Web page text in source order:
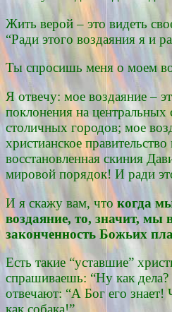
Жить верой – это видеть
“Ради этого воздаяния я и
Ты спросишь меня о моем
Я отвечу: мое воздаяние –
поклонения на центральных
столичных городов; мое
христианское
восстановленная скиния
мировой порядок! И ради
И я скажу вам, чтокогда
воздаяние, то, значит, мы
законченность Божьих
Есть такие “уставшие”
спрашиваешь: “Ну как
отвечают: “А Бог его знает!